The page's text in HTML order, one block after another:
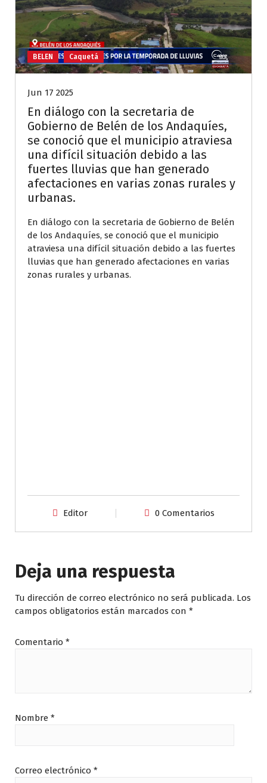
BELEN Caquetá
Jun 17 2025
En diálogo con la secretaria de
Gobierno de Belén de los Andaquíes,
se conoció que el municipio atraviesa
una difícil situación debido a las
fuertes lluvias que han generado
afectaciones en varias zonas rurales y
urbanas.
En diálogo con la secretaria de Gobierno de Belén
de los Andaquíes, se conoció que el municipio
atraviesa una difícil situación debido a las fuertes
lluvias que han generado afectaciones en varias
zonas rurales y urbanas.
Editor 0 Comentarios
Deja una respuesta
Tu dirección de correo electrónico no será publicada. Los
campos obligatorios están marcados con *
Comentario *
Nombre *
Correo electrónico *